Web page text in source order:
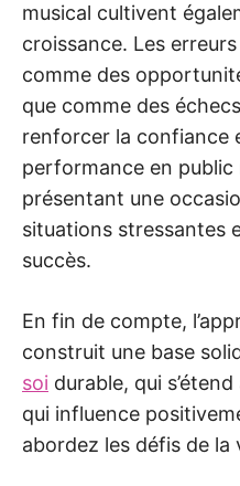
musical cultivent
croissance. Les
comme des
que comme des
renforcer la confiance
performance en
présentant une
situations stressantes
succès.
En fin de compte,
construit une base
soi durable, qui
qui influence
abordez les défis de la